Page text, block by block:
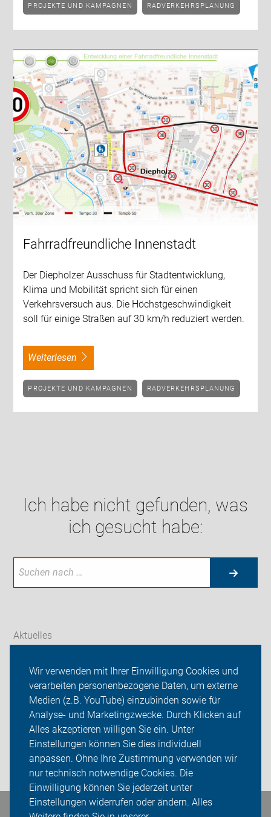
Wir verwenden mit Ihrer Einwilligung Cookies und
verarbeiten personenbezogene Daten, um externe
Medien (z.B. YouTube) einzubinden sowie für
Analyse- und Marketingzwecke. Durch Klicken auf
Alles akzeptieren willigen Sie ein. Unter
Einstellungen können Sie dies individuell
anpassen. Ohne Ihre Zustimmung verwenden wir
nur technisch notwendige Cookies. Die
Einwilligung können Sie jederzeit unter
Einstellungen widerrufen oder ändern. Alles
PROJEKTE UND KAMPAGNEN RADVERKEHRSPLANUNG
Fahrradfreundliche Innenstadt
Der Diepholzer Ausschuss für Stadtentwicklung,
Klima und Mobilität spricht sich für einen
Verkehrsversuch aus. Die Höchstgeschwindigkeit
soll für einige Straßen auf 30 km/h reduziert werden.
weiterlesen
PROJEKTE UND KAMPAGNEN RADVERKEHRSPLANUNG
Ich habe nicht gefunden, was
ich gesucht habe:
Aktuelles
Galerien
ADFC OG Diepholz
Sei dabei
Login